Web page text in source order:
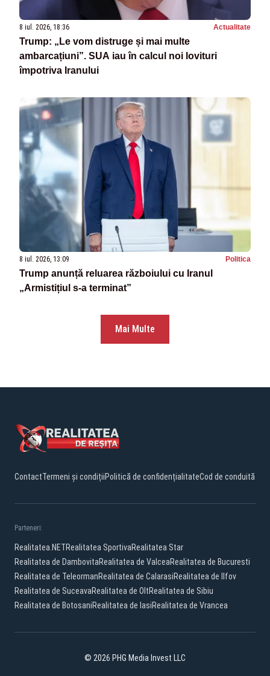
8 iul. 2026, 18:36 Actualitate
Trump: „Le vom distruge și mai multe
ambarcațiuni”. SUA iau în calcul noi lovituri
împotriva Iranului
8 iul. 2026, 13:09 Politica
Trump anunță reluarea războiului cu Iranul
„Armistițiul s-a terminat”
Mai Multe
ContactTermeni și condițiiPolitică de confidențialitateCod de conduită
Parteneri:
Realitatea.NETRealitatea SportivaRealitatea Star
Realitatea de DambovitaRealitatea de ValceaRealitatea de Bucuresti
Realitatea de TeleormanRealitatea de CalarasiRealitatea de Ilfov
Realitatea de SuceavaRealitatea de OltRealitatea de Sibiu
Realitatea de BotosaniRealitatea de IasiRealitatea de Vrancea
© 2026 PHG Media Invest LLC